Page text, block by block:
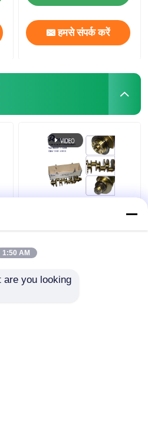
हमसे संपर्क करें
13401-51010 टोयोटा लैंड
लिए ऑटो इंजन क्रैंकशाफ्ट
असेंबली
1:50 AM
are you looking